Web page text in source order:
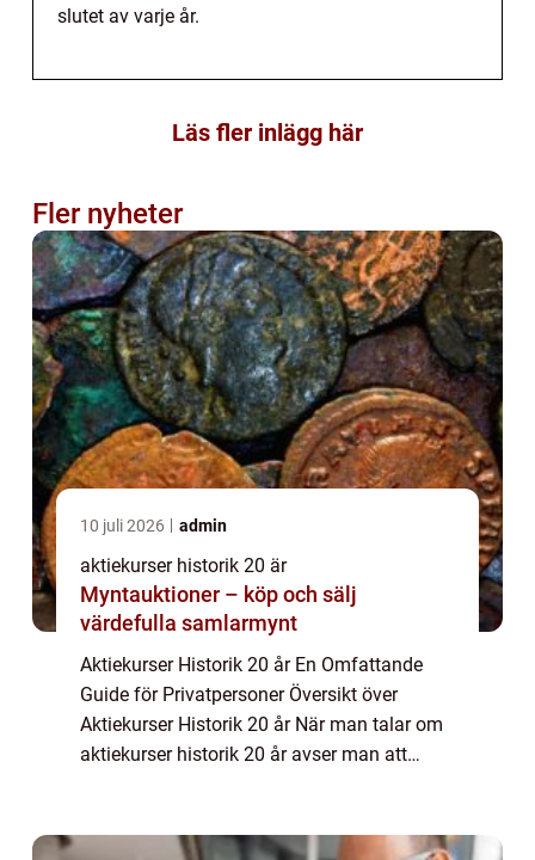
slutet av varje år.
Läs fler inlägg här
Fler nyheter
10 juli 2026 admin
aktiekurser historik 20 är
Myntauktioner – köp och sälj
värdefulla samlarmynt
Aktiekurser Historik 20 år En Omfattande
Guide för Privatpersoner Översikt över
Aktiekurser Historik 20 år När man talar om
aktiekurser historik 20 år avser man att